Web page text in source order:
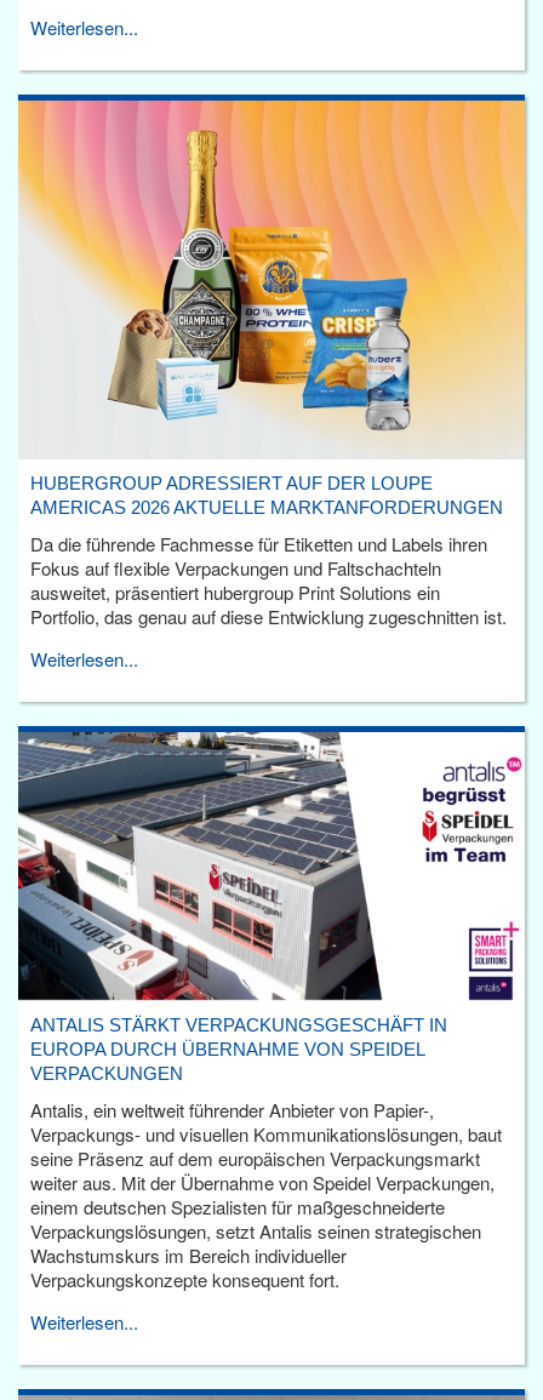
Weiterlesen...
HUBERGROUP ADRESSIERT AUF DER LOUPE
AMERICAS 2026 AKTUELLE MARKTANFORDERUNGEN
Da die führende Fachmesse für Etiketten und Labels ihren
Fokus auf flexible Verpackungen und Faltschachteln
ausweitet, präsentiert hubergroup Print Solutions ein
Portfolio, das genau auf diese Entwicklung zugeschnitten ist.
Weiterlesen...
ANTALIS STÄRKT VERPACKUNGSGESCHÄFT IN
EUROPA DURCH ÜBERNAHME VON SPEIDEL
VERPACKUNGEN
Antalis, ein weltweit führender Anbieter von Papier-,
Verpackungs- und visuellen Kommunikationslösungen, baut
seine Präsenz auf dem europäischen Verpackungsmarkt
weiter aus. Mit der Übernahme von Speidel Verpackungen,
einem deutschen Spezialisten für maßgeschneiderte
Verpackungslösungen, setzt Antalis seinen strategischen
Wachstumskurs im Bereich individueller
Verpackungskonzepte konsequent fort.
Weiterlesen...